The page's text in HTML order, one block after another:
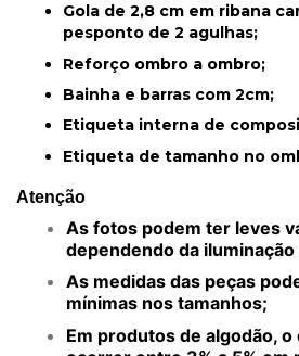
Gola de 2,8 cm em ribana
pesponto de 2 agulhas;
Reforço ombro a ombro;
Bainha e barras com 2cm;
Etiqueta interna de
Etiqueta de tamanho no
Atenção
As fotos podem ter leves
dependendo da
As medidas das peças
mínimas nos tamanhos;
Em produtos de algodão,